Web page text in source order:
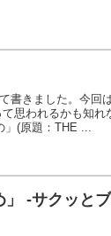
書きました。今回
思われるかも知れ
」(原題：THE ...
-サクッと